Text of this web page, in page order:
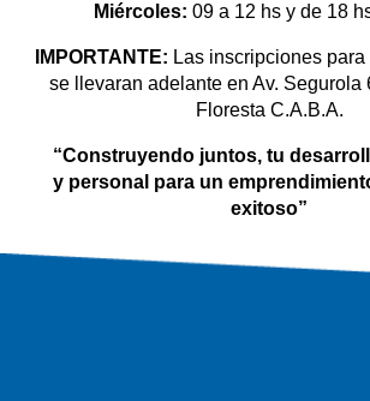
Miércoles: 09 a 12 hs y de 18
IMPORTANTE: Las inscripciones
se llevaran adelante en Av. Segurola
Floresta C.A.B.A.
“Construyendo juntos, tu
y personal para un
exitoso”